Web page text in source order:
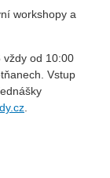
workshopy a
vždy od 10:00
Vstup
.